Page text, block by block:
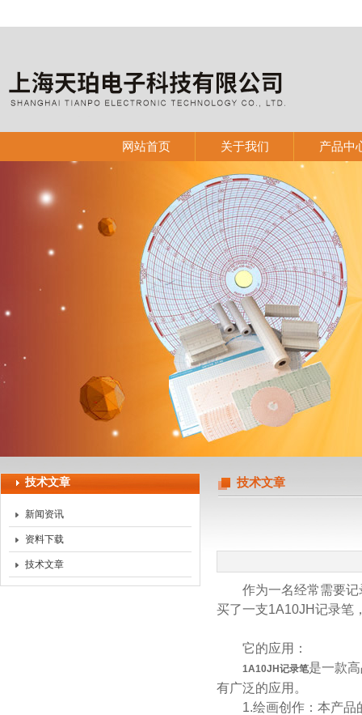
上海天珀电子科技有限公司
网站首页 关于我们 产品中
技术文章
新闻资讯
资料下载
技术文章
技术文章
作为一名经常需要记
买了一支1A10JH记录笔
它的应用：
1A10JH记录笔是一款
有广泛的应用。
1.绘画创作：本产品的